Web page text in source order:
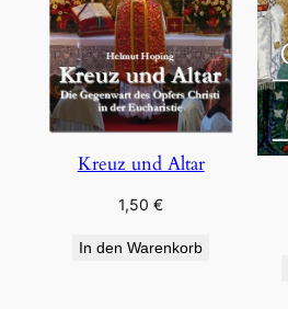
Kreuz und Altar
1,50€
In den Warenkorb